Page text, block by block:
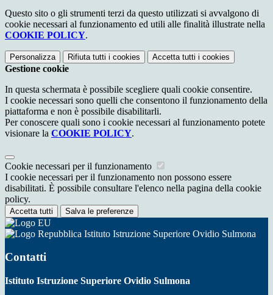
Questo sito o gli strumenti terzi da questo utilizzati si avvalgono di
cookie necessari al funzionamento ed utili alle finalità illustrate nella
COOKIE POLICY.
Personalizza Rifiuta tutti i cookies Accetta tutti i cookies
Gestione cookie
In questa schermata è possibile scegliere quali cookie consentire.
I cookie necessari sono quelli che consentono il funzionamento della
piattaforma e non è possibile disabilitarli.
Per conoscere quali sono i cookie necessari al funzionamento potete
visionare la COOKIE POLICY.
Cookie necessari per il funzionamento
I cookie necessari per il funzionamento non possono essere
disabilitati. È possibile consultare l'elenco nella pagina della cookie
policy.
Accetta tutti Salva le preferenze
Istituto Istruzione Superiore Ovidio Sulmona
Contatti
Istituto Istruzione Superiore Ovidio Sulmona